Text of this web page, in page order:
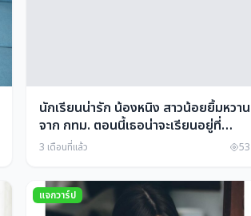
นักเรียนน่ารัก น้องหนิง สาวน้อยยิ้มหวาน
จาก กทม. ตอนนี้เธอน่าจะเรียนอยู่ที่
โรงเรียนธัญบุรี อยากได้วาร์ปใช้มั้ย จัด
3 เดือนที่แล้ว 53
แจกวาร์ป